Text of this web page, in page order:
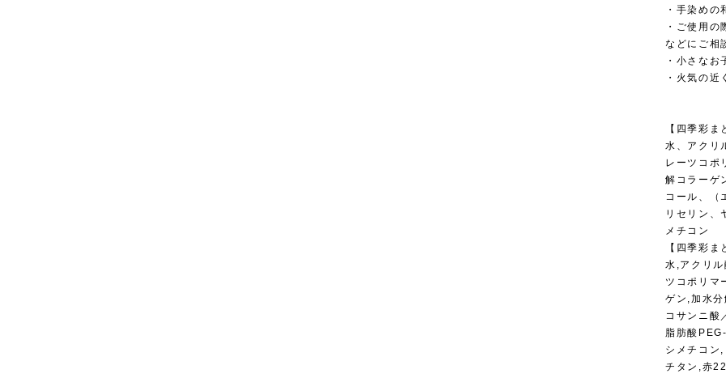
・手染め
・ご使用
などにご相
・小さな
・火気の
【四季彩
水、アクリ
レーツコポ
解コラーゲ
コール、（
リセリン、
メチコン
【四季彩
水,アクリ
ツコポリマ
ゲン,加水
コサンニ酸
脂肪酸
シメチコン
チタン,赤